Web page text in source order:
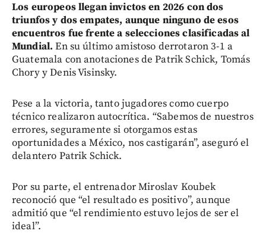
Los europeos llegan invictos en 2026 con dos
triunfos y dos empates, aunque ninguno de esos
encuentros fue frente a selecciones clasificadas al
Mundial. En su último amistoso derrotaron 3-1 a
Guatemala con anotaciones de Patrik Schick, Tomás
Chory y Denis Visinsky.
Pese a la victoria, tanto jugadores como cuerpo
técnico realizaron autocrítica. “Sabemos de nuestros
errores, seguramente si otorgamos estas
oportunidades a México, nos castigarán”, aseguró el
delantero Patrik Schick.
Por su parte, el entrenador Miroslav Koubek
reconoció que “el resultado es positivo”, aunque
admitió que “el rendimiento estuvo lejos de ser el
ideal”.